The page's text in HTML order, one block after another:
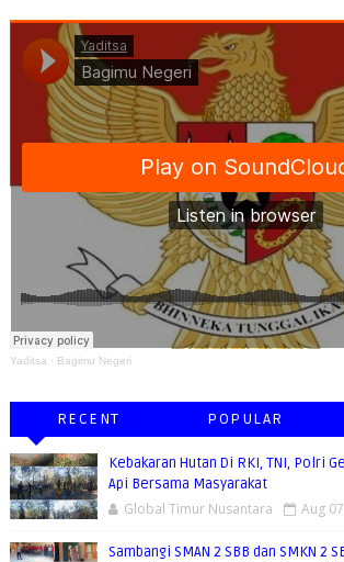
Yaditsa · Bagimu Negeri
RECENT POPULAR
Kebakaran Hutan Di RKI, TNI, Polri
Api Bersama Masyarakat
Global Timur Nusantara Aug
Sambangi SMAN 2 SBB dan SMKN 2